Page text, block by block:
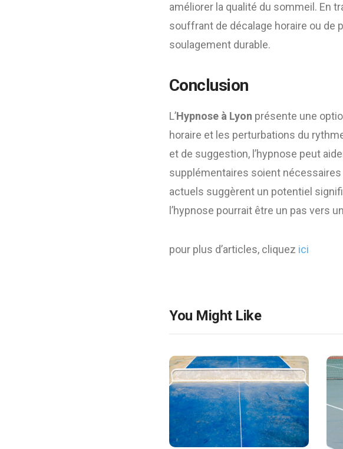
améliorer la qualité du sommeil. En
souffrant de décalage horaire ou de
soulagement durable.
Conclusion
L’Hypnose à Lyon présente une
horaire et les perturbations du
et de suggestion, l’hypnose peut
supplémentaires soient
actuels suggèrent un potentiel
l’hypnose pourrait être un pas vers
pour plus d’articles, cliquez ici
You Might Like